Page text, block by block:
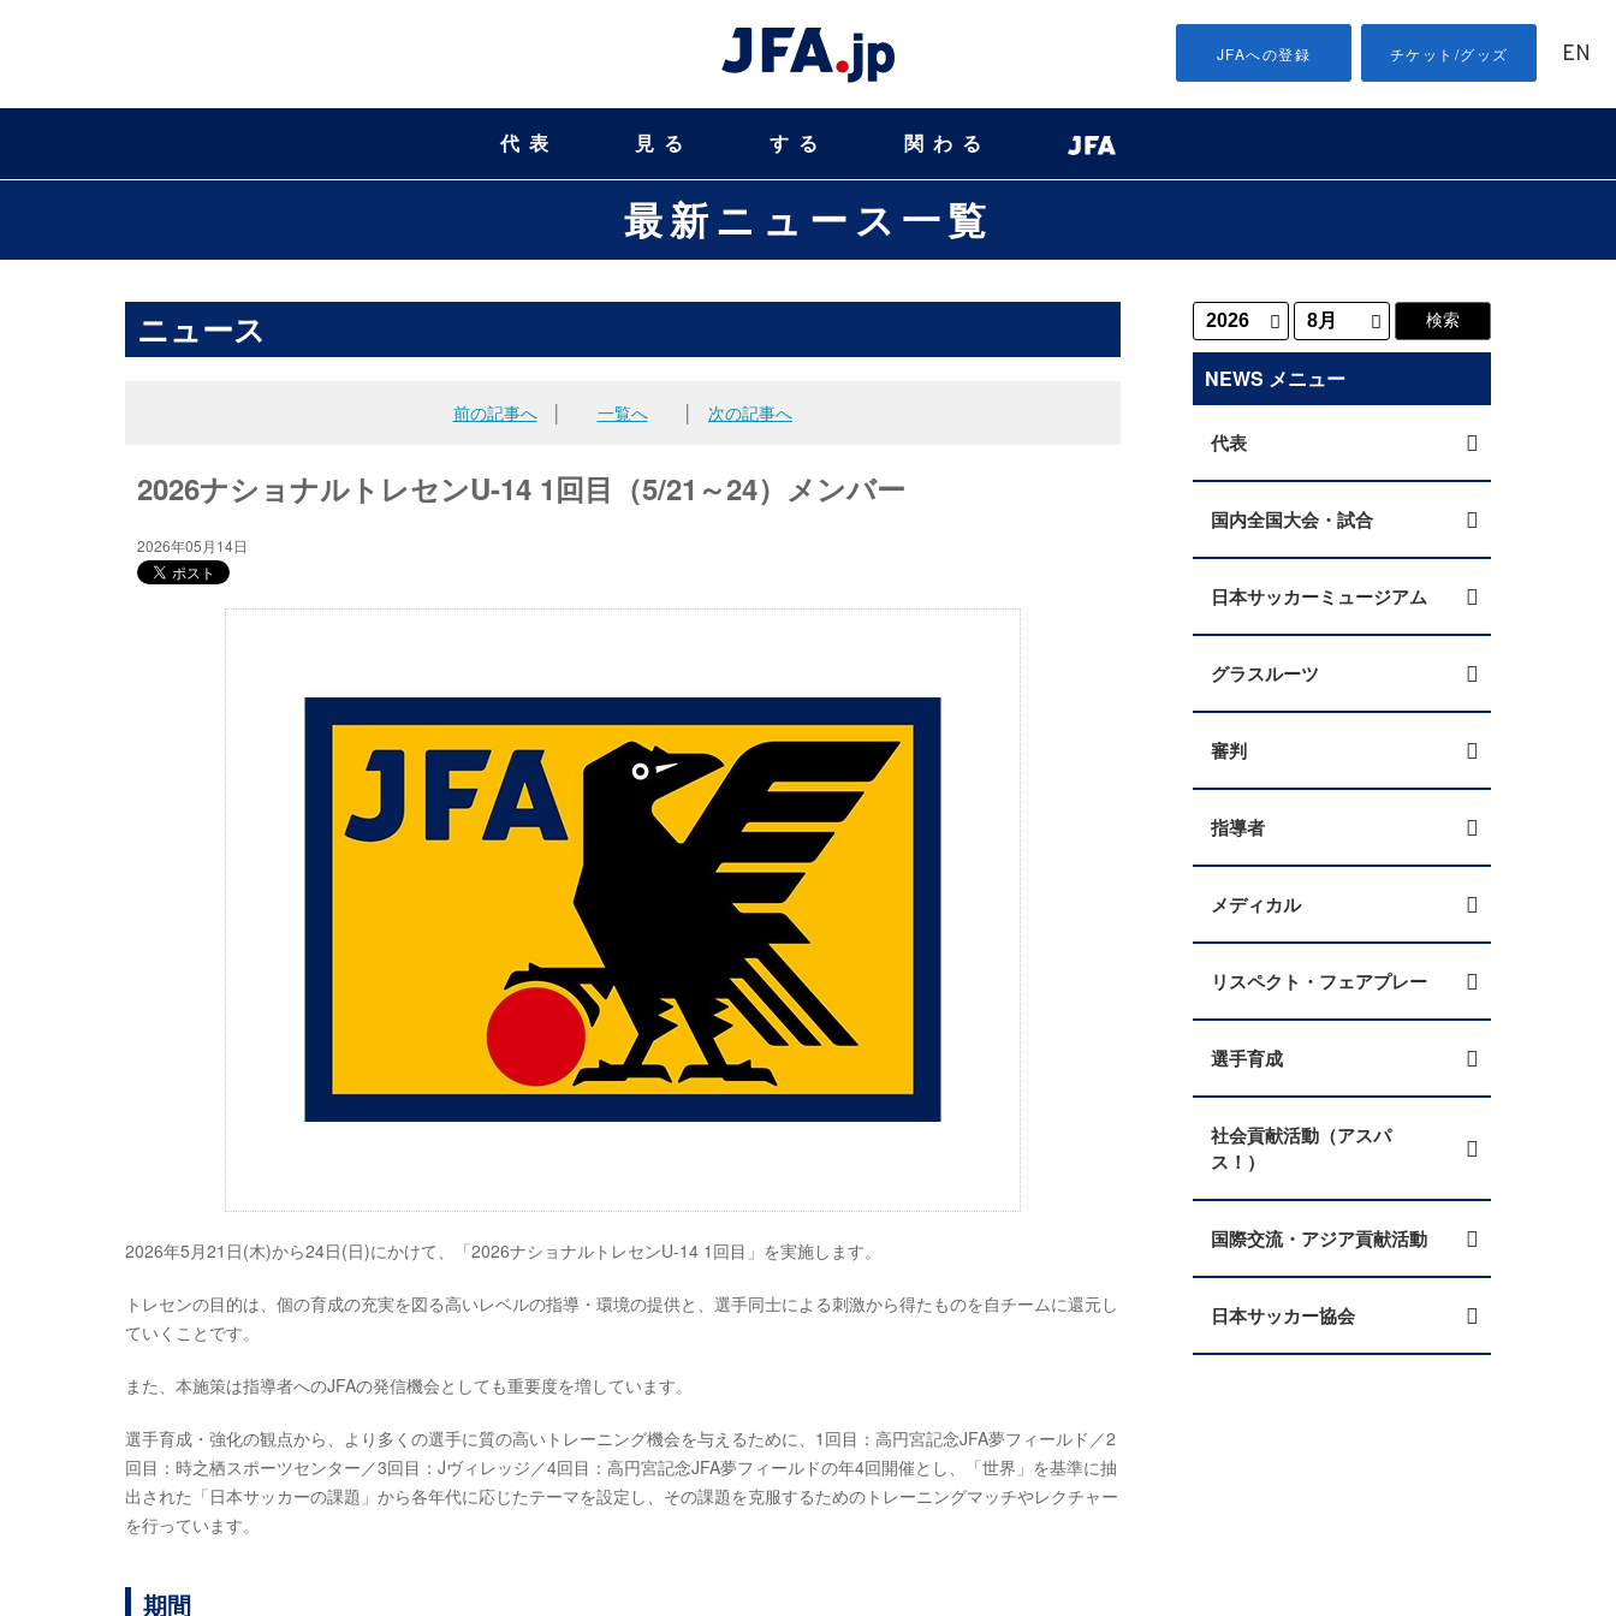
JFAへの登録 チケット/グッズ EN
代表 見る する 関わる
最新ニュース一覧
ニュース
前の記事へ│ 一覧へ 次の記事へ
2026ナショナルトレセンU-14 1回目（5/21～24）メンバー
2026年05月14日
2026年5月21日(木)から24日(日)にかけて、「2026ナショナルトレセンU-14 1回目」を実施します。
トレセンの目的は、個の育成の充実を図る高いレベルの指導・環境の提供と、選手同士による刺激から得たものを自チームに還元し
ていくことです。
また、本施策は指導者へのJFAの発信機会としても重要度を増しています。
選手育成・強化の観点から、より多くの選手に質の高いトレーニング機会を与えるために、1回目：高円宮記念JFA夢フィールド／2
回目：時之栖スポーツセンター／3回目：Jヴィレッジ／4回目：高円宮記念JFA夢フィールドの年4回開催とし、「世界」を基準に抽
出された「日本サッカーの課題」から各年代に応じたテーマを設定し、その課題を克服するためのトレーニングマッチやレクチャー
を行っています。
期間
NEWS メニュー
代表
国内全国大会・試合
日本サッカーミュージアム
グラスルーツ
審判
指導者
メディカル
リスペクト・フェアプレー
選手育成
社会貢献活動（アスパ
ス！）
国際交流・アジア貢献活動
日本サッカー協会